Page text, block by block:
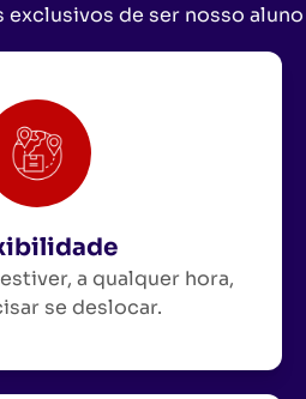
de ser nosso aluno
a qualquer hora,
se deslocar.